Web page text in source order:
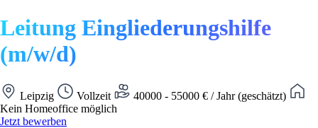
Leitung Eingliederungshilfe
(m/w/d)
Leipzig Vollzeit
40000 - 55000 € / Jahr (geschätzt)
Kein Homeoffice möglich
Jetzt bewerben